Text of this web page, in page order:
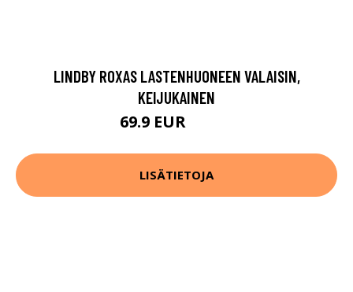
LINDBY ROXAS LASTENHUONEEN VALAISIN,
KEIJUKAINEN
69.9 EUR
LISÄTIETOJA